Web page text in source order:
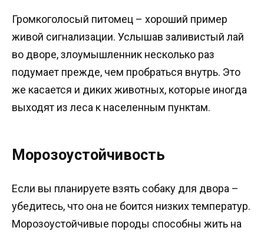
Громкоголосый питомец – хороший пример
живой сигнализации. Услышав заливистый лай
во дворе, злоумышленник несколько раз
подумает прежде, чем пробраться внутрь. Это
же касается и диких животных, которые иногда
выходят из леса к населенным пунктам.
Морозоустойчивость
Если вы планируете взять собаку для двора –
убедитесь, что она не боится низких температур.
Морозоустойчивые породы способны жить на